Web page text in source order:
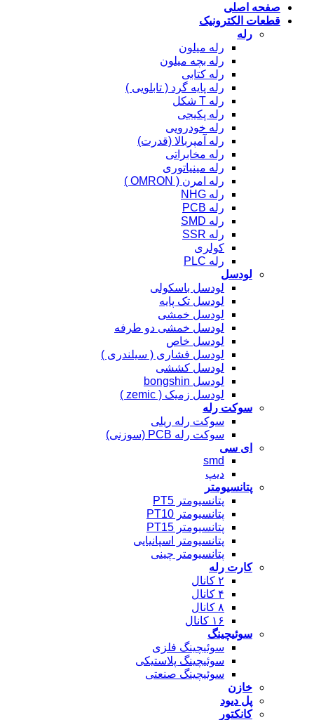
صفحه اصلی
قطعات الکترونیک
رله
رله میلون
رله بچه میلون
رله کتابی
رله پایه گرد ( تابلویی )
رله T شکل
رله پکیجی
رله خودرویی
رله آمپربالا (قدرت)
رله مخابراتی
رله مینیاتوری
رله امرن ( OMRON )
رله NHG
رله PCB
رله SMD
رله SSR
کولری
رله PLC
لودسل
لودسل باسکولی
لودسل تک پایه
لودسل خمشی
لودسل خمشی دو طرفه
لودسل خاص
لودسل فشاری ( سیلندری )
لودسل کششی
لودسل bongshin
لودسل زمیک ( zemic )
سوکت رله
سوکت رله ریلی
سوکت رله PCB (سوزنی)
ای سی
smd
دیپ
پتانسیومتر
پتانسیومتر PT5
پتانسیومتر PT10
پتانسیومتر PT15
پتانسیومتر اسپانیایی
پتانسیومتر چینی
کارت رله
۲ کانال
۴ کانال
۸ کانال
۱۶ کانال
سوئیچینگ
سوئیچینگ فلزی
سوئیچینگ پلاستیکی
سوئیچینگ صنعتی
خازن
پل دیود
کانکتور